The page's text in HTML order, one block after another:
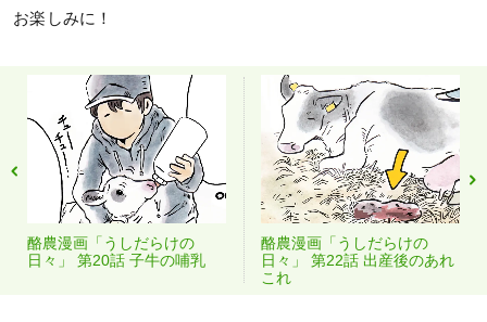
お楽しみに！
酪農漫画「うしだらけの
日々」 第20話 子牛の哺乳
酪農漫画「うしだらけの
日々」 第22話 出産後のあれ
これ